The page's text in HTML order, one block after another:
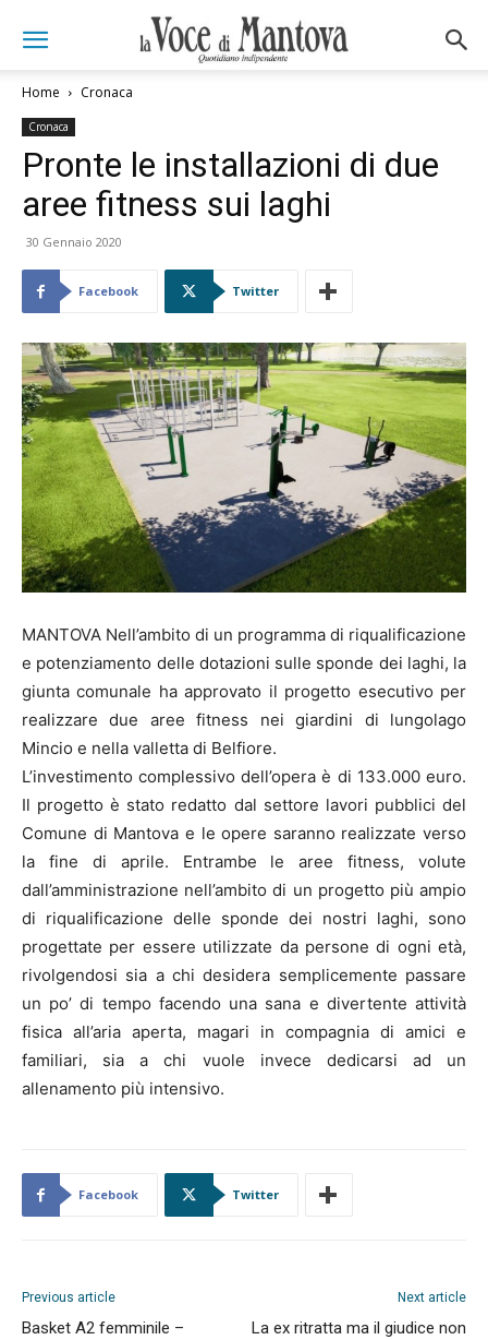
Home Cronaca
Cronaca
Pronte le installazioni di due
aree fitness sui laghi
30 Gennaio 2020
Facebook Twitter
MANTOVA Nell’ambito di un programma di riqualificazione
e potenziamento delle dotazioni sulle sponde dei laghi, la
giunta comunale ha approvato il progetto esecutivo per
realizzare due aree fitness nei giardini di lungolago
Mincio e nella valletta di Belfiore.
L’investimento complessivo dell’opera è di 133.000 euro.
Il progetto è stato redatto dal settore lavori pubblici del
Comune di Mantova e le opere saranno realizzate verso
la fine di aprile. Entrambe le aree fitness, volute
dall’amministrazione nell’ambito di un progetto più ampio
di riqualificazione delle sponde dei nostri laghi, sono
progettate per essere utilizzate da persone di ogni età,
rivolgendosi sia a chi desidera semplicemente passare
un po’ di tempo facendo una sana e divertente attività
fisica all’aria aperta, magari in compagnia di amici e
familiari, sia a chi vuole invece dedicarsi ad un
allenamento più intensivo.
Facebook Twitter
Previous article
Basket A2 femminile –
Next article
La ex ritratta ma il giudice non